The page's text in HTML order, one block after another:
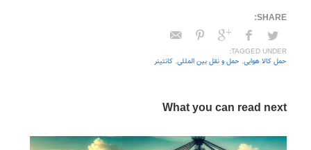
TAGGED UNDER:
حمل کالا هوایی, حمل و نقل بین المللی, کانتینر
What you can read next